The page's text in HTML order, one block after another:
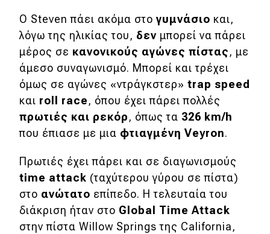
Συγκρίνουμε
Αγώνες
Formula 1
WRC
Eco
Νέα
Ο Steven πάει ακόμα στο γυμνάσιο και,
λόγω της ηλικίας του, δεν μπορεί να πάρει
μέρος σε κανονικούς αγώνες πίστας, με
άμεσο συναγωνισμό. Μπορεί και τρέχει
όμως σε αγώνες «ντράγκστερ» trap speed
και roll race, όπου έχει πάρει πολλές
πρωτιές και ρεκόρ, όπως τα 326 km/h
που έπιασε με μια φτιαγμένηVeyron.
Πρωτιές έχει πάρει και σε διαγωνισμούς
time attack (ταχύτερου γύρου σε πίστα)
στο ανώτατο επίπεδο. Η τελευταία του
διάκριση ήταν στο Global Time Attack
στην πίστα Willow Springs της California,